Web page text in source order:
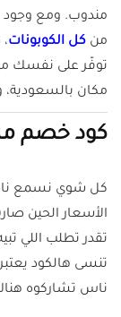
من كل الكوبونات
توفّر على نفسك
مكان بالسعودية،
كود خصم
كل شوي نسمع
تقدر تطلب اللي
تنسى هالكود
ناس تشاركوه